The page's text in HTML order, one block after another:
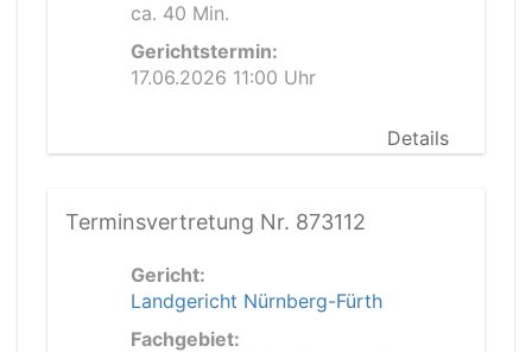
ca. 40 Min.
Gerichtstermin:
17.06.2026 11:00 Uhr
Details
Terminsvertretung Nr. 873112
Gericht:
Landgericht Nürnberg-Fürth
Fachgebiet: